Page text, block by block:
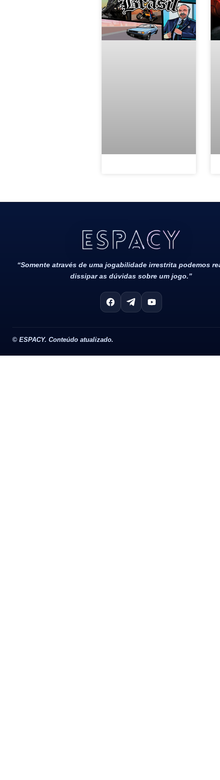
Todos Os Direitos Reservados 2022/2023​
“Somente através de uma jogabilidade irrestrita podemos
dissipar as dúvidas sobre um jogo.”
© ESPACY. Conteúdo atualizado.